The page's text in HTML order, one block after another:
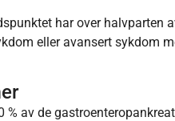
har over halvparten
eller avansert sykdom
% av de